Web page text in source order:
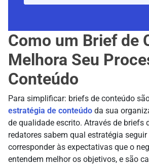
Como um Brief de
Melhora Seu
Conteúdo
Para simplificar: briefs de conteúdo
estratégia de conteúdo da sua
de qualidade escrito. Através de briefs
redatores sabem qual estratégia
corresponder às expectativas que o
entendem melhor os objetivos, e são